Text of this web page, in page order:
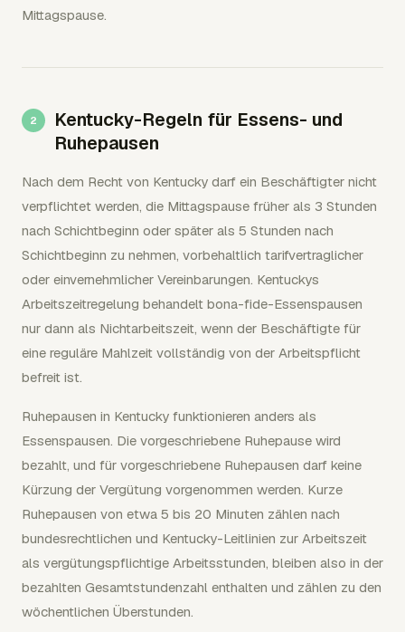
Mittagspause.
Kentucky-Regeln für Essens- und
Ruhepausen
Nach dem Recht von Kentucky darf ein Beschäftigter nicht
verpflichtet werden, die Mittagspause früher als 3 Stunden
nach Schichtbeginn oder später als 5 Stunden nach
Schichtbeginn zu nehmen, vorbehaltlich tarifvertraglicher
oder einvernehmlicher Vereinbarungen. Kentuckys
Arbeitszeitregelung behandelt bona-fide-Essenspausen
nur dann als Nichtarbeitszeit, wenn der Beschäftigte für
eine reguläre Mahlzeit vollständig von der Arbeitspflicht
befreit ist.
Ruhepausen in Kentucky funktionieren anders als
Essenspausen. Die vorgeschriebene Ruhepause wird
bezahlt, und für vorgeschriebene Ruhepausen darf keine
Kürzung der Vergütung vorgenommen werden. Kurze
Ruhepausen von etwa 5 bis 20 Minuten zählen nach
bundesrechtlichen und Kentucky-Leitlinien zur Arbeitszeit
als vergütungspflichtige Arbeitsstunden, bleiben also in der
bezahlten Gesamtstundenzahl enthalten und zählen zu den
wöchentlichen Überstunden.